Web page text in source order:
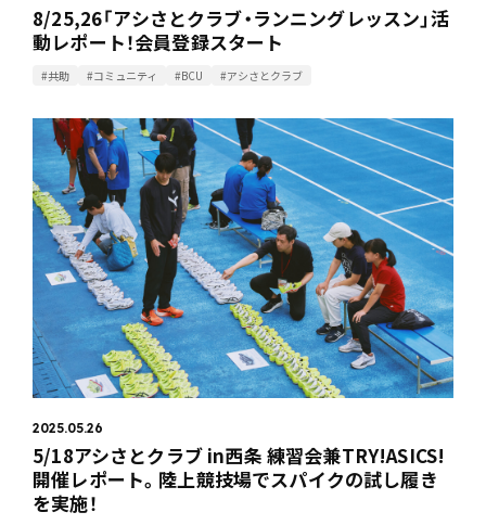
8/25,26「アシさとクラブ・ランニングレッスン」活
動レポート！会員登録スタート
#共助 #コミュニティ #BCU #アシさとクラブ
2025.05.26
5/18アシさとクラブ in西条 練習会兼TRY!ASICS!
開催レポート。陸上競技場でスパイクの試し履き
を実施！